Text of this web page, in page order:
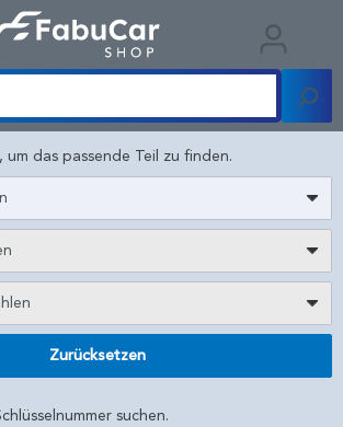
das passende Teil zu finden.
Zurücksetzen
suchen.